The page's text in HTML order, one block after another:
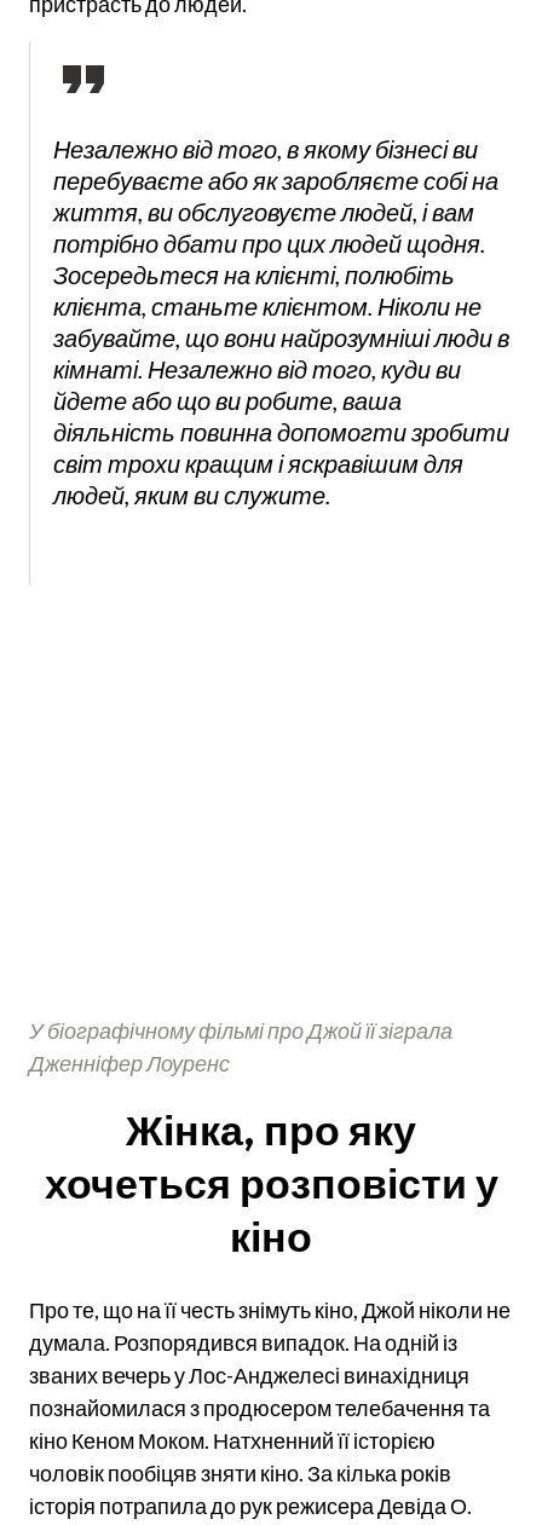
Незалежно від того, в якому бізнесі ви
перебуваєте або як заробляєте собі на
життя, ви обслуговуєте людей, і вам
потрібно дбати про цих людей щодня.
Зосередьтеся на клієнті, полюбіть
клієнта, станьте клієнтом. Ніколи не
забувайте, що вони найрозумніші люди в
кімнаті. Незалежно від того, куди ви
йдете або що ви робите, ваша
діяльність повинна допомогти зробити
світ трохи кращим і яскравішим для
людей, яким ви служите.
У біографічному фільмі про Джой її зіграла
Дженніфер Лоуренс
Жінка, про яку
хочеться розповісти у
кіно
Про те, що на її честь знімуть кіно, Джой ніколи не
думала. Розпорядився випадок. На одній із
званих вечерь у Лос-Анджелесі винахідниця
познайомилася з продюсером телебачення та
кіно Кеном Моком. Натхненний її історією
чоловік пообіцяв зняти кіно. За кілька років
історія потрапила до рук режисера Девіда О.